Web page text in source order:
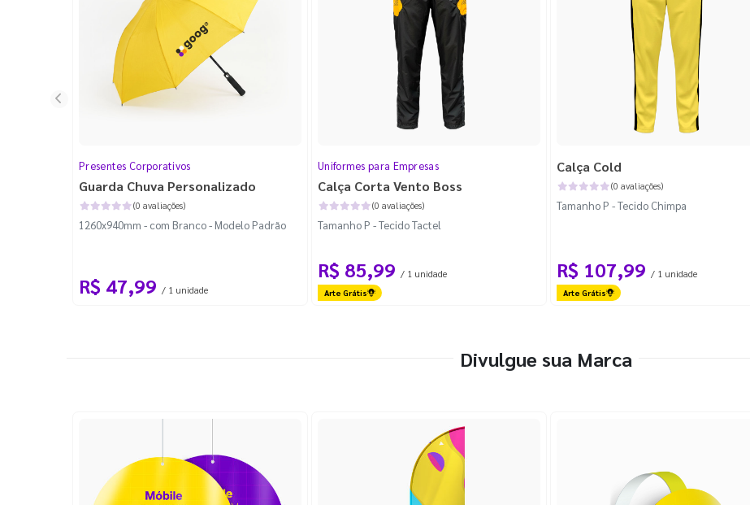
Presentes Corporativos
Guarda Chuva Personalizado
(0 avaliações)
1260x940mm - com Branco - Modelo Padrão
R$ 47,99 / 1 unidade
Uniformes para Empresas
Calça Corta Vento Boss
(0 avaliações)
Tamanho P - Tecido Tactel
R$ 85,99 / 1 unidade
Arte Grátis
Calça Cold
(0 avaliações)
Tamanho P - Tecido Chimpa
R$ 107,99 / 1 unidade
Arte Grátis
Divulgue sua Marca